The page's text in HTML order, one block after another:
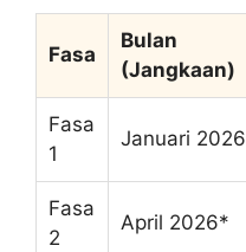
Fasa
Bulan
(Jangkaan)
Fasa
1
Januari 2026
Fasa
2
April 2026*